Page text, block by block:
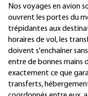
Nos voyages en avion
ouvrent les portes du
trépidantes aux
horaires de vol, les
doivent s'enchaîner
entre de bonnes mains
exactement ce que
transferts,